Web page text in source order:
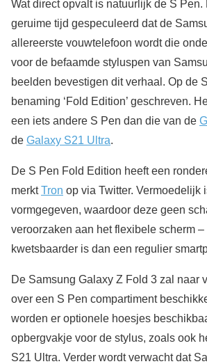
Wat direct opvalt is natuurlijk de S Pen.
geruime tijd gespeculeerd dat de
allereerste vouwtelefoon wordt die
voor de befaamde styluspen van
beelden bevestigen dit verhaal. Op de
benaming ‘Fold Edition’ geschreven.
een iets andere S Pen dan die van de
de Galaxy S21 Ultra.
De S Pen Fold Edition heeft een
merktTron op via Twitter. Vermoedelijk
vormgegeven, waardoor deze geen
veroorzaken aan het flexibele scherm –
kwetsbaarder is dan een regulier
De Samsung Galaxy Z Fold 3 zal naar
over een S Pen compartiment
worden er optionele hoesjes
opbergvakje voor de stylus, zoals ook
S21 Ultra. Verder wordt verwacht dat